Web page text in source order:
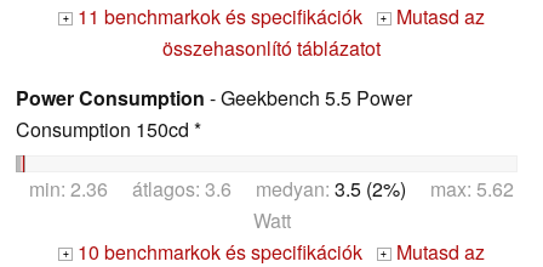
+ 11 benchmarkok és specifikációk + Mutasd az
összehasonlító táblázatot
Power Consumption - Geekbench 5.5 Power
Consumption 150cd *
min: 2.36 átlagos: 3.6 medyan: 3.5 (2%) max: 5.62
Watt
+ 10 benchmarkok és specifikációk + Mutasd az